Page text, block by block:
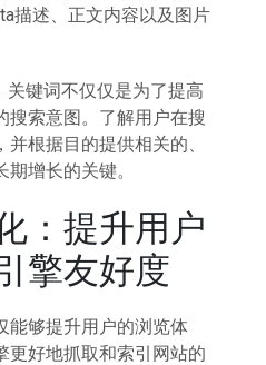
描述、正文内容以及图片
关键词不仅仅是为了提高
搜索意图。了解用户在搜
根据目的提供相关的、
增长的关键。
：提升用户
擎友好度
能够提升用户的浏览体
更好地抓取和索引网站的